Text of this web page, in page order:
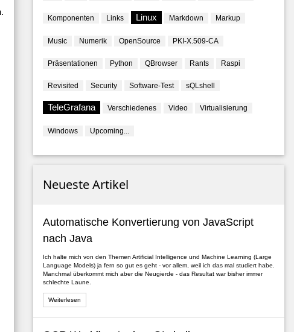
db"
Komponenten Links Linux Markdown Markup
Music Numerik OpenSource PKI-X.509-CA
Präsentationen Python QBrowser Rants Raspi
Revisited Security Software-Test sQLshell
TeleGrafana Verschiedenes Video Virtualisierung
Windows Upcoming...
Neueste Artikel
Automatische Konvertierung von JavaScript
nach Java
Ich halte mich von den Themen Artificial Intelligence und Machine Learning (Large
Language Models) ja fern so gut es geht - vor allem, weil ich das mal studiert habe.
Manchmal überkommt mich aber die Neugierde - das Resultat war bisher immer
schlechte Laune.
Weiterlesen